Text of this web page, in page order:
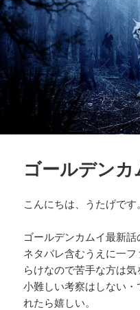
ゴールデン
こんにちは、うたげです。
ゴールデンカムイ最新話
ネタバレ含むうえに一
らけなので苦手な方は気
小難しい考察はしない
れたら嬉しい。